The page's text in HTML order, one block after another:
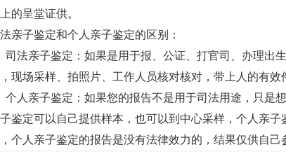
的呈堂证供。
亲子鉴定和个人亲子鉴定的区别：
司法亲子鉴定：如果是用于报、公证、打官司、办理出
现场采样、拍照片、工作人员核对核对，带上人的有效
个人亲子鉴定：如果您的报告不是用于司法用途，只是
鉴定可以自己提供样本，也可以到中心采样，个人亲
个人亲子鉴定的报告是没有法律效力的，结果仅供自己